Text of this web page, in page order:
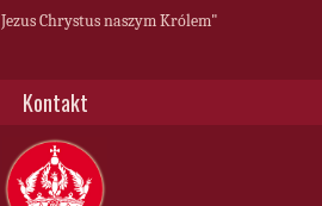
Chrystus naszym Królem"
Kontakt